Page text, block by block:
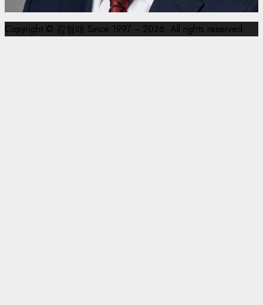
Copyright © 김형래 Since 1997 ~ 2026. All rights reserved.